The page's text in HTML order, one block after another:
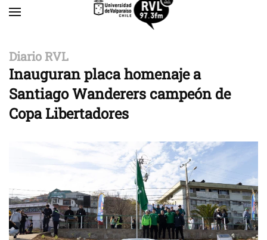
Diario RVL
Inauguran placa homenaje a
Santiago Wanderers campeón de
Copa Libertadores